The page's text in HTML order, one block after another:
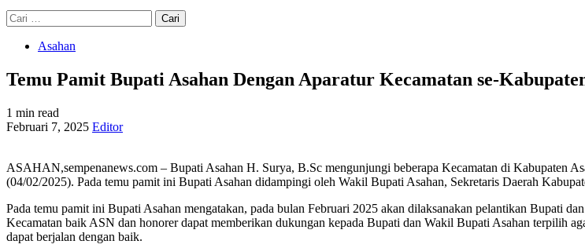
Cari
untuk:
Asahan
Temu Pamit Bupati Asahan Dengan Aparatur Kecamatan se-
1 min read
Februari 7, 2025 Editor
ASAHAN,sempenanews.com – Bupati Asahan H. Surya, B.Sc mengunjungi beberapa Kecamatan di Kabupaten
(04/02/2025). Pada temu pamit ini Bupati Asahan didampingi oleh Wakil Bupati Asahan, Sekretaris Daerah
Pada temu pamit ini Bupati Asahan mengatakan, pada bulan Februari 2025 akan dilaksanakan pelantikan Bupati
Kecamatan baik ASN dan honorer dapat memberikan dukungan kepada Bupati dan Wakil Bupati Asahan terpilih
dapat berjalan dengan baik.